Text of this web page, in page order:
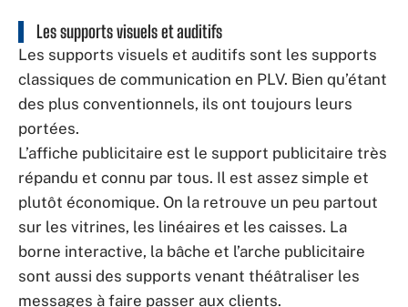
Les supports visuels et auditifs
Les supports visuels et auditifs sont les supports
classiques de communication en PLV. Bien qu’étant
des plus conventionnels, ils ont toujours leurs
portées.
L’affiche publicitaire est le support publicitaire très
répandu et connu par tous. Il est assez simple et
plutôt économique. On la retrouve un peu partout
sur les vitrines, les linéaires et les caisses. La
borne interactive, la bâche et l’arche publicitaire
sont aussi des supports venant théâtraliser les
messages à faire passer aux clients.